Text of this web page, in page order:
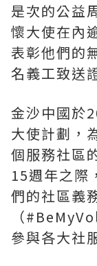
是次的公益
懷大使在內
表彰他們的
名義工致送
金沙中國於
大使計劃，
個服務社區
15週年之際
們的社區義
（
參與各大社